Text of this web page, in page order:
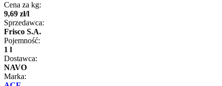
Cena za kg:
9,69 zł/l
Sprzedawca:
Frisco S.A.
Pojemność:
1 l
Dostawca:
NAVO
Marka: